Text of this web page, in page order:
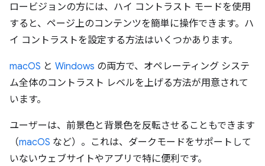
ロービジョンの方には、ハイ コントラスト モードを使用
すると、ページ上のコンテンツを簡単に操作できます。ハ
イ コントラストを設定する方法はいくつかあります。
macOS と Windows の両方で、オペレーティング システ
ム全体のコントラスト レベルを上げる方法が用意されて
います。
ユーザーは、前景色と背景色を反転させることもできます
（macOS など）。これは、ダークモードをサポートして
いないウェブサイトやアプリで特に便利です。